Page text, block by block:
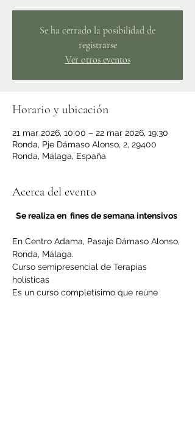
Se ha cerrado la posibilidad de
registrarse
Ver otros eventos
Horario y ubicación
21 mar 2026, 10:00 – 22 mar 2026, 19:30
Ronda, Pje Dámaso Alonso, 2, 29400
Ronda, Málaga, España
Acerca del evento
Se realiza en  fines de semana intensivos
En Centro Adama, Pasaje Dámaso Alonso,
Ronda, Málaga.
Curso semipresencial de Terapias
holísticas
Es un curso completísimo que reúne